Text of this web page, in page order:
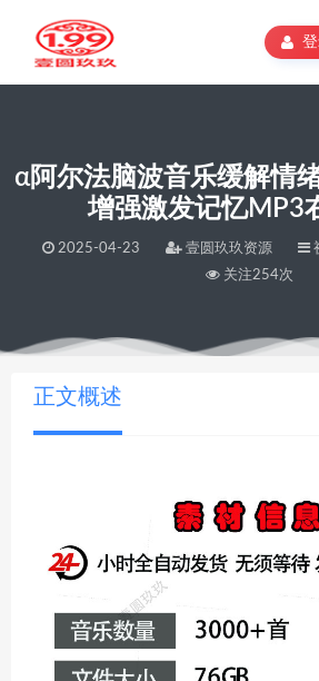
登
α阿尔法脑波音乐缓解情
增强激发记忆MP3
2025-04-23 壹圆玖玖资源
关注254次
当前位置：壹圆玖玖资源 >α阿尔法脑波音乐缓解情绪助眠
正文概述